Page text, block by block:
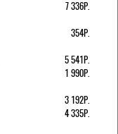
7 336Р.
354Р.
5 541Р.
1 990Р.
3 192Р.
4 335Р.